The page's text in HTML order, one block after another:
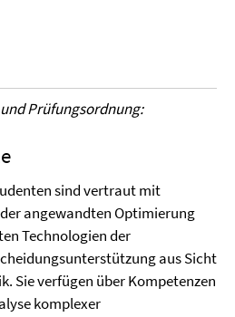
Prüfungsordnung:
sind vertraut mit
angewandten Optimierung
Technologien der
aus Sicht
Sie verfügen über Kompetenzen
komplexer